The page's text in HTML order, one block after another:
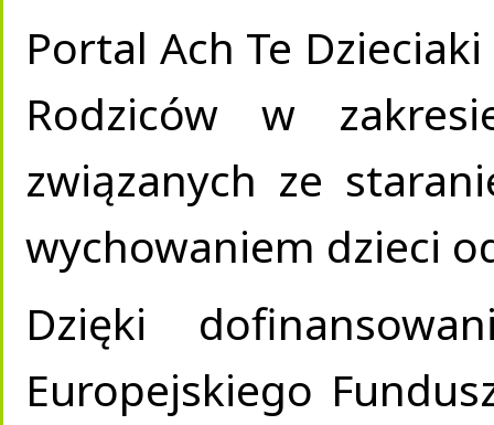
Portal Ach Te
Rodziców w
związanych ze
wychowaniem dzieci
Dzięki
Europejskiego